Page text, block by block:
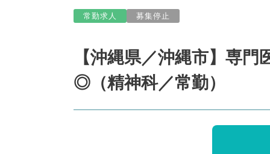
常勤求人 募集停止
【沖縄県／沖縄市】専
◎（精神科／常勤）